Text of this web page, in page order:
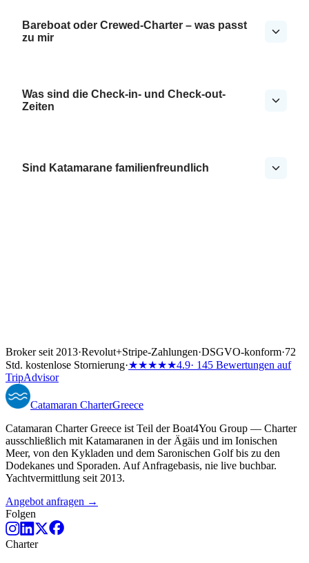
Bareboat oder Crewed-Charter – was passt
zu mir
Was sind die Check-in- und Check-out-
Zeiten
Sind Katamarane familienfreundlich
Broker seit 2013·Revolut+Stripe-Zahlungen·DSGVO-konform·72
Std. kostenlose Stornierung·★★★★★4.9· 145 Bewertungen auf
TripAdvisor
Catamaran CharterGreece
Catamaran Charter Greece ist Teil der Boat4You Group — Charter
ausschließlich mit Katamaranen in der Ägäis und im Ionischen
Meer, von den Kykladen und dem Saronischen Golf bis zu den
Dodekanes und Sporaden. Auf Anfragebasis, nie live buchbar.
Yachtvermittlung seit 2013.
Angebot anfragen →
Folgen
Charter